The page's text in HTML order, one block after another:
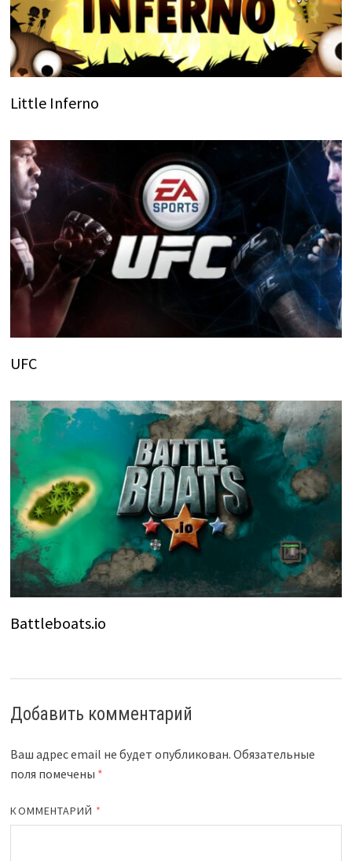
Little Inferno
UFC
Battleboats.io
Добавить комментарий
Ваш адрес email не будет опубликован. Обязательные
поля помечены *
КОММЕНТАРИЙ *